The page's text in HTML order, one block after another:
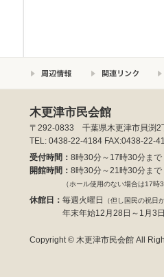
木更津市民会館
〒292-0833 千葉県木更津市貝渕2
TEL: 0438-22-4184 FAX:0438-22-
受付時間： 8時30分～17時30分まで
開館時間： 8時30分～21時30分まで
（ホール使用のない場合は17時
休館日： 毎週火曜日 （但し国民の祝日
年末年始12月28日～1月3日
Copyright © 木更津市民会館 All